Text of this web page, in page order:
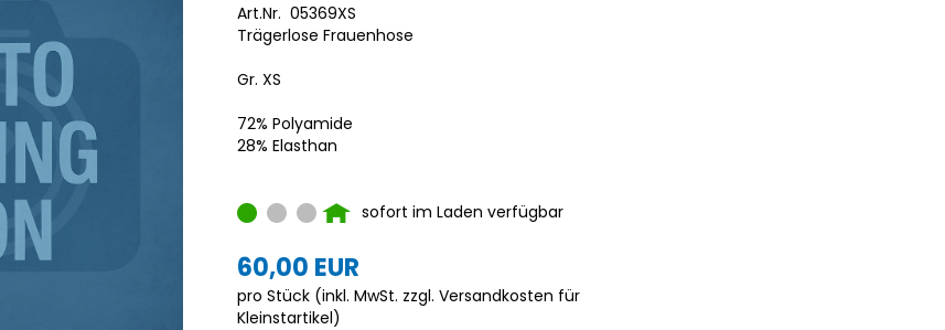
Art.Nr. 05369XS
Trägerlose Frauenhose
Gr. XS
72% Polyamide
28% Elasthan
sofort im Laden verfügbar
60,00 EUR
pro Stück (inkl. MwSt. zzgl. Versandkosten für
Kleinstartikel)